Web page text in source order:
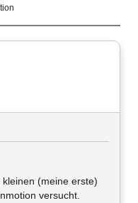
(meine erste)
versucht.